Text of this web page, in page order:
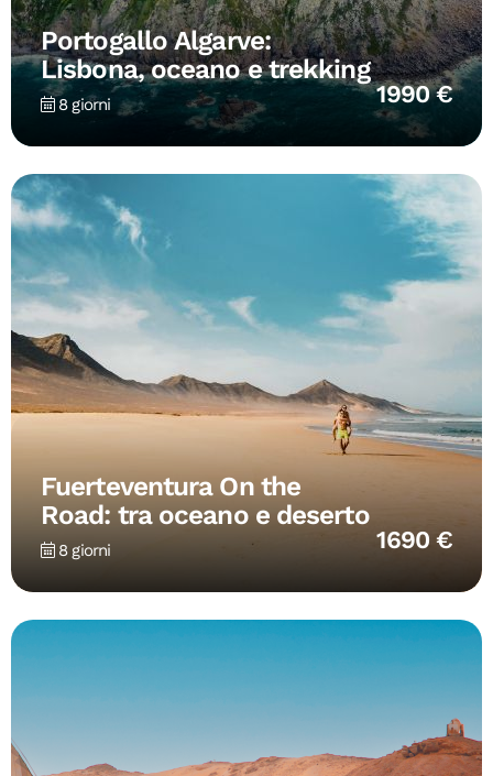
Portogallo Algarve:
Lisbona, oceano e trekking
8 giorni 1990 €
Fuerteventura On the
Road: tra oceano e deserto
8 giorni 1690 €